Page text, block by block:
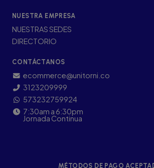
NUESTRA EMPRESA
NUESTRAS SEDES
DIRECTORIO
CONTÁCTANOS
ecommerce@unitorni.co
3123209999
573232759924
7:30am a 6:30pm
Jornada Continua
MÉTODOS DE PAGO